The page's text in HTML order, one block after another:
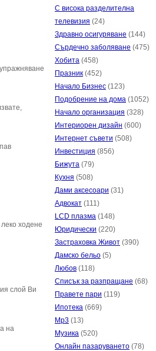
ходене
слой Ви
на
С висока разделителна
телевизия (24)
Здравно осигуряване (144)
Сърдечно заболяване (475)
Хобита (458)
Празник (452)
Начало Бизнес (123)
Подобрение на дома (1052)
Начало организация (328)
Интериорен дизайн (600)
Интернет съвети (508)
Инвестиция (856)
Бижута (79)
Кухня (508)
Дами аксесоари (31)
Адвокат (111)
LCD плазма (148)
Юридически (220)
Застраховка Живот (390)
Дамско бельо (5)
Любов (118)
Списък за разпращане (68)
Правете пари (119)
Ипотека (669)
Mp3 (13)
Музика (520)
Онлайн пазаруването (78)